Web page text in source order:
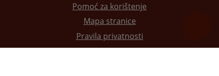
Pomoć za korištenje
Mapa stranice
Pravila privatnosti